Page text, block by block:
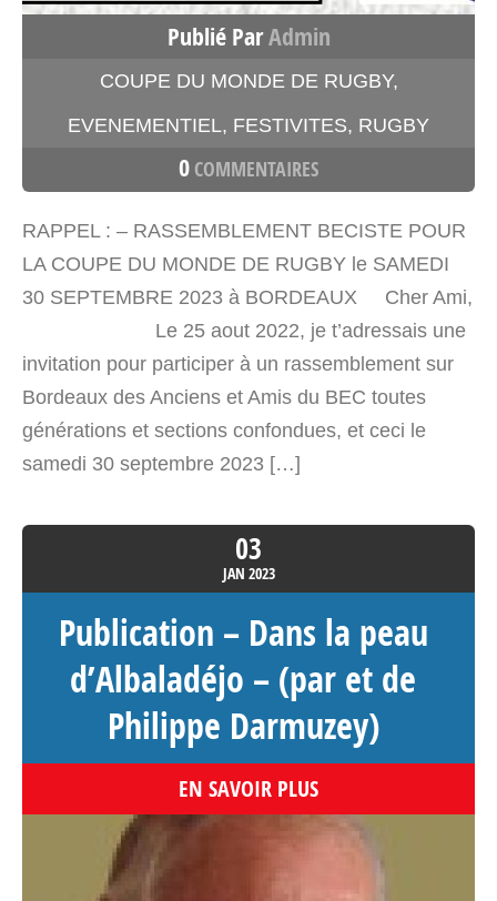
Publié ParAdmin
COUPE DU MONDE DE RUGBY,
EVENEMENTIEL, FESTIVITES, RUGBY
0 COMMENTAIRES
RAPPEL : – RASSEMBLEMENT BECISTE POUR
LA COUPE DU MONDE DE RUGBY le SAMEDI
30 SEPTEMBRE 2023 à BORDEAUX Cher Ami,
Le 25 aout 2022, je t’adressais une
invitation pour participer à un rassemblement sur
Bordeaux des Anciens et Amis du BEC toutes
générations et sections confondues, et ceci le
samedi 30 septembre 2023 […]
03
JAN 2023
Publication – Dans la peau
d’Albaladéjo – (par et de
Philippe Darmuzey)
EN SAVOIR PLUS